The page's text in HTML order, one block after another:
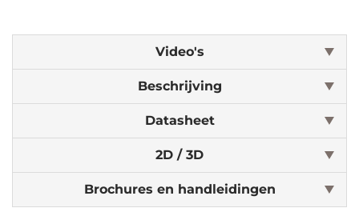
Video's
Beschrijving
Datasheet
2D / 3D
Brochures en handleidingen